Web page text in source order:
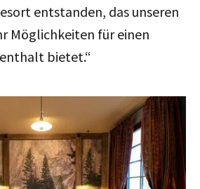
entstanden, das unseren
Möglichkeiten für einen
bietet.“